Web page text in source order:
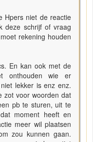
Hpers niet de reactie
deze schrijf of vraag
rekening houden
En kan ook met de
onthouden wie er
lekker is enz enz.
zot voor woorden dat
pb te sturen, uit te
moment heeft en
meer wil plaatsen
zou kunnen gaan.